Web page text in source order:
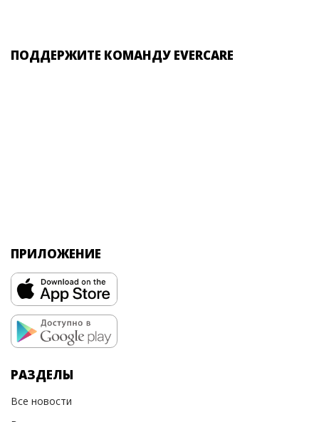
ПОДДЕРЖИТЕ КОМАНДУ EVERCARE
ПРИЛОЖЕНИЕ
РАЗДЕЛЫ
Все новости